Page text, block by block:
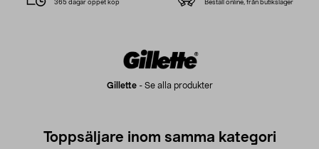
Gillette- Se alla produkter
365 dagar öppet köp Beställ online, från butikslager
Toppsäljare inom samma kategori